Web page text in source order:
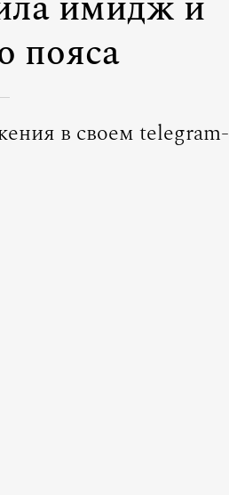
пояса
в своем telegram-